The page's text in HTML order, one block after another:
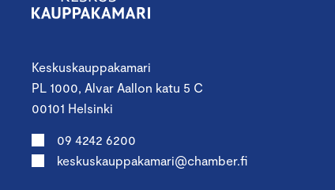
Keskuskauppakamari
PL 1000, Alvar Aallon katu 5 C
00101 Helsinki
09 4242 6200
keskuskauppakamari@chamber.fi